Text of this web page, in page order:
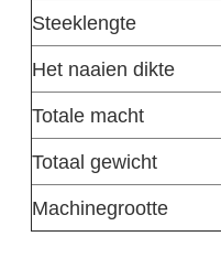
Steeklengte
Het naaien dikte
Totale macht
Totaal gewicht
Machinegrootte